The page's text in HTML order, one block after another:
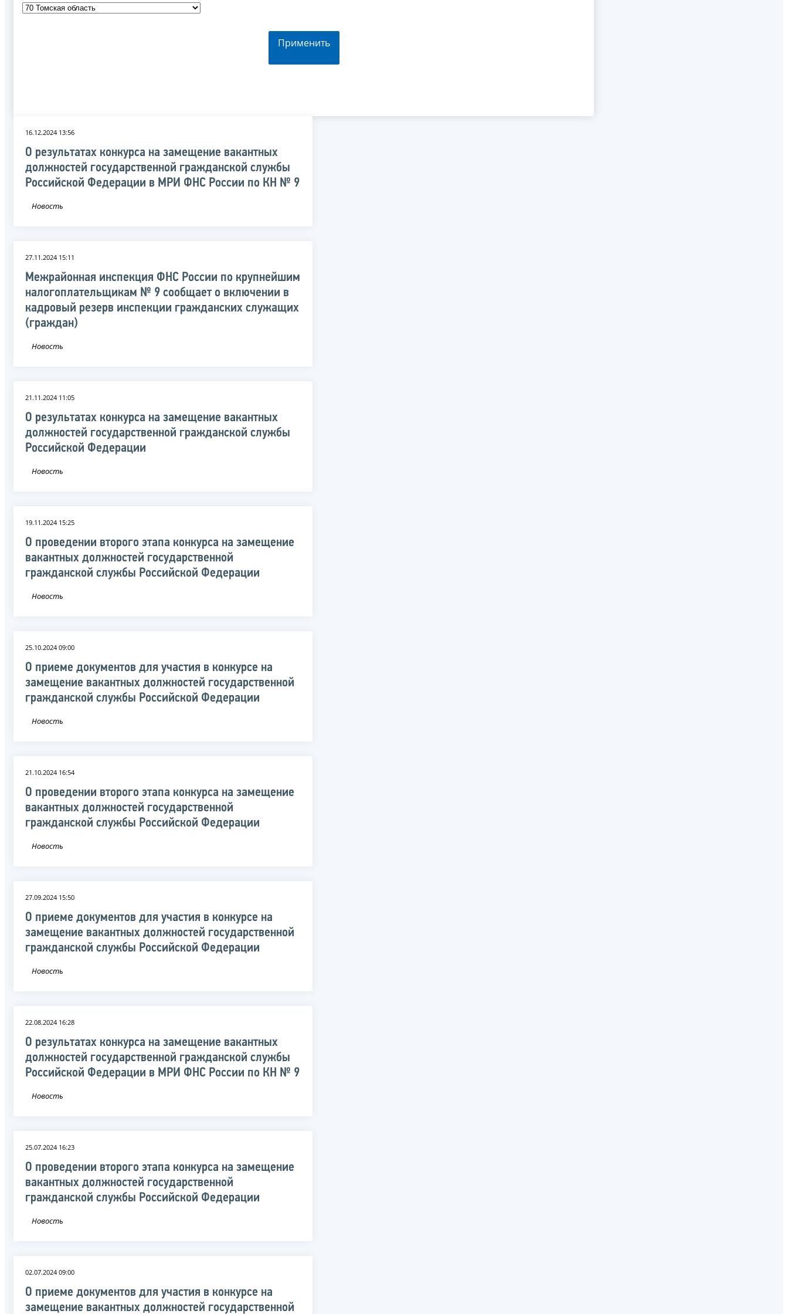
Применить
16.12.2024 13:56
О результатах конкурса на замещение вакантных
должностей государственной гражданской службы
Российской Федерации в МРИ ФНС России по КН № 9
Новость
27.11.2024 15:11
Межрайонная инспекция ФНС России по крупнейшим
налогоплательщикам № 9 сообщает о включении в
кадровый резерв инспекции гражданских служащих
(граждан)
Новость
21.11.2024 11:05
О результатах конкурса на замещение вакантных
должностей государственной гражданской службы
Российской Федерации
Новость
19.11.2024 15:25
О проведении второго этапа конкурса на замещение
вакантных должностей государственной
гражданской службы Российской Федерации
Новость
25.10.2024 09:00
О приеме документов для участия в конкурсе на
замещение вакантных должностей государственной
гражданской службы Российской Федерации
Новость
21.10.2024 16:54
О проведении второго этапа конкурса на замещение
вакантных должностей государственной
гражданской службы Российской Федерации
Новость
27.09.2024 15:50
О приеме документов для участия в конкурсе на
замещение вакантных должностей государственной
гражданской службы Российской Федерации
Новость
22.08.2024 16:28
О результатах конкурса на замещение вакантных
должностей государственной гражданской службы
Российской Федерации в МРИ ФНС России по КН № 9
Новость
25.07.2024 16:23
О проведении второго этапа конкурса на замещение
вакантных должностей государственной
гражданской службы Российской Федерации
Новость
02.07.2024 09:00
О приеме документов для участия в конкурсе на
замещение вакантных должностей государственной